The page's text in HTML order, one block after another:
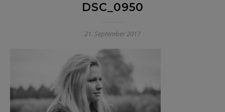
DSC_0950
21. September 2017